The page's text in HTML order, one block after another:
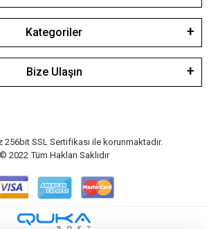
Kategoriler
Bize Ulaşın
256bit SSL Sertifikası ile korunmaktadır.
© 2022 Tüm Hakları Saklıdır